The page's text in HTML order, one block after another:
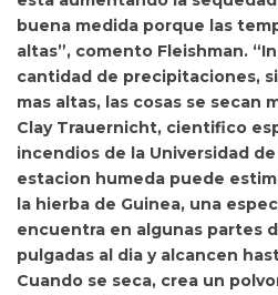
buena medida porque las
altas”, comento Fleishman.
cantidad de precipitaciones,
mas altas, las cosas se secan
Clay Trauernicht, cientifico
incendios de la Universidad
estacion humeda puede
la hierba de Guinea, una
encuentra en algunas partes
pulgadas al dia y alcancen
Cuando se seca, crea un